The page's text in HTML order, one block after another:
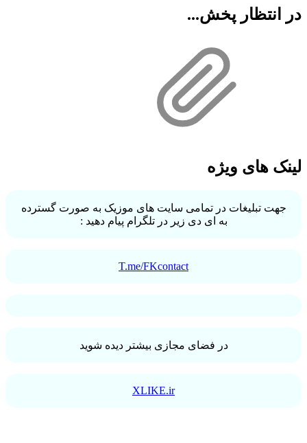
در انتظار پخش...
لینک های ویژه
جهت تبلیغات در تمامی سایت های موزیک به صورت گسترده
به ای دی زیر در تلگرام پیام دهید :
T.me/FKcontact
در فضای مجازی بیشتر دیده شوید
XLIKE.ir